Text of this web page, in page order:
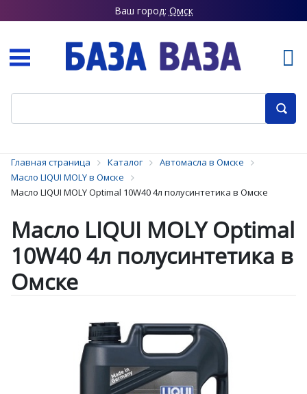
Ваш город: Омск
Главная страница Каталог
Автомасла в Омске
Масло LIQUI MOLY в Омске
Масло LIQUI MOLY Optimal 10W40 4л полусинтетика в Омске
Масло LIQUI MOLY Optimal
10W40 4л полусинтетика в
Омске